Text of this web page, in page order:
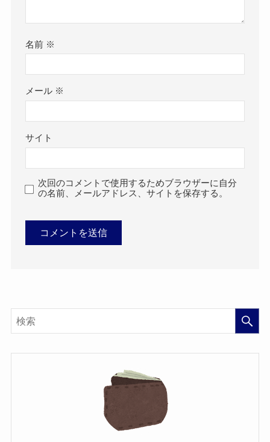
名前 ※
メール ※
サイト
次回のコメントで使用するためブラウザーに自分
の名前、メールアドレス、サイトを保存する。